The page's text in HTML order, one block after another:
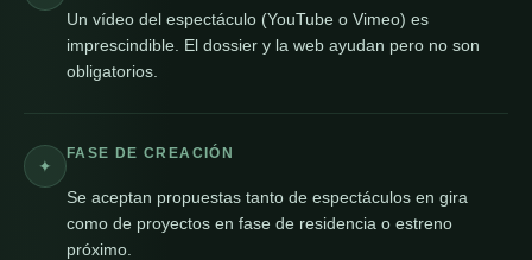
Un vídeo del espectáculo (YouTube o Vimeo) es
imprescindible. El dossier y la web ayudan pero no son
obligatorios.
✦
FASE DE CREACIÓN
Se aceptan propuestas tanto de espectáculos en gira
como de proyectos en fase de residencia o estreno
próximo.